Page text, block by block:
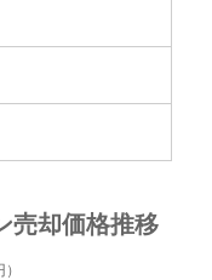
厚別
新さっぽろ